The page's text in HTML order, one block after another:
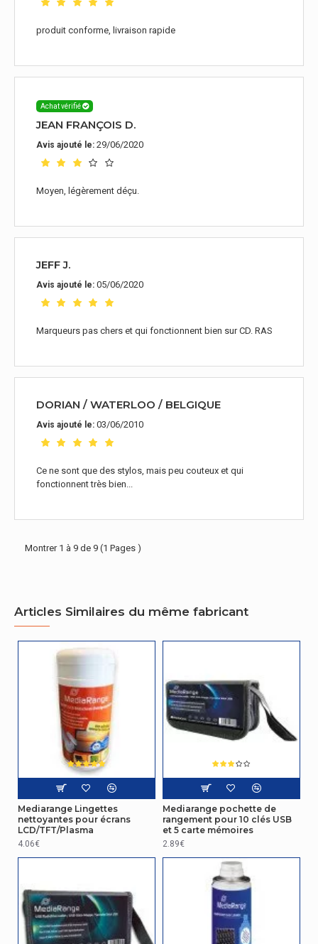
produit conforme, livraison rapide
Achat vérifié
JEAN FRANÇOIS D.
Avis ajouté le: 29/06/2020
Moyen, légèrement déçu.
JEFF J.
Avis ajouté le: 05/06/2020
Marqueurs pas chers et qui fonctionnent bien sur CD. RAS
DORIAN / WATERLOO / BELGIQUE
Avis ajouté le: 03/06/2010
Ce ne sont que des stylos, mais peu couteux et qui
fonctionnent très bien...
Montrer 1 à 9 de 9 (1 Pages )
Articles Similaires du même fabricant
Mediarange Lingettes
nettoyantes pour écrans
LCD/TFT/Plasma
4.06€
Mediarange pochette de
rangement pour 10 clés USB
et 5 carte mémoires
2.89€